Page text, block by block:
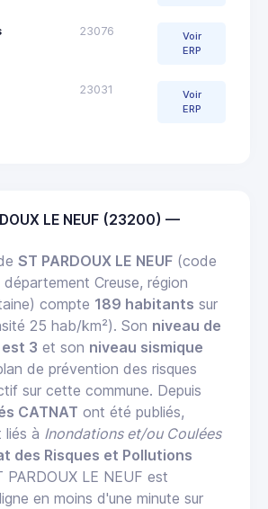
23076
Voir
ERP
23031
Voir
ERP
LE NEUF (23200) —
ST PARDOUX LE NEUF (code
Creuse, région
compte 189 habitants sur
25 hab/km²). Son niveau de
3 et son niveau sismique
de prévention des risques
sur cette commune. Depuis
CATNAT ont été publiés,
liés à Inondations et/ou Coulées
des Risques et Pollutions
PARDOUX LE NEUF est
en moins d'une minute sur